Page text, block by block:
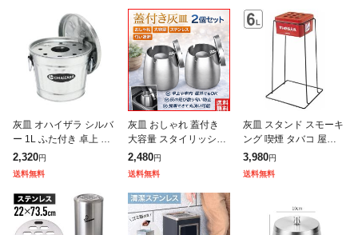
灰皿 オハイザラ シルバ
ー 1L ふた付き 卓上 は
いざら 消火ストッパー
日本製 obaketsu オバケ
ツ ( タバコ 煙草
2,320円
送料無料
灰皿 おしゃれ 蓋付き
大容量 スタイリッシュ
インテリア ふた付き 車
携帯 ステンレス 匂い
しっかり 遮断 卓上 ふ
た付き
2,480円
送料無料
灰皿 スタンド スモーキ
ング 喫煙 タバコ 屋外
用 オフィス 業務用 脚
付き ( YSG-240 煙草 喫
煙具 吸い殻 入れ
3,980円
送料無料